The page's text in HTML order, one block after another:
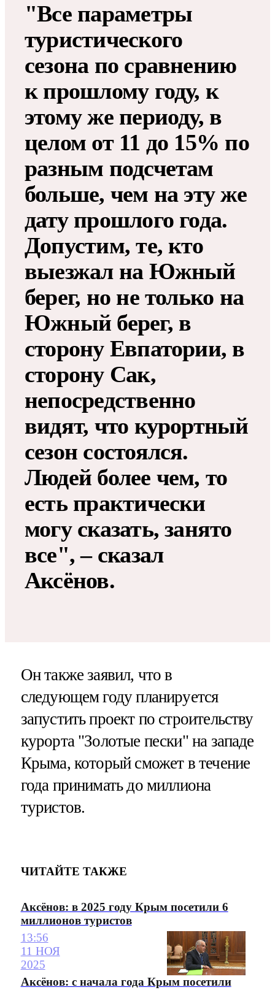
"Все параметры
туристического
сезона по сравнению
к прошлому году, к
этому же периоду, в
целом от 11 до 15% по
разным подсчетам
больше, чем на эту же
дату прошлого года.
Допустим, те, кто
выезжал на Южный
берег, но не только на
Южный берег, в
сторону Евпатории, в
сторону Сак,
непосредственно
видят, что курортный
сезон состоялся.
Людей более чем, то
есть практически
могу сказать, занято
все", – сказал
Аксёнов.
Он также заявил, что в
следующем году планируется
запустить проект по строительству
курорта "Золотые пески" на западе
Крыма, который сможет в течение
года принимать до миллиона
туристов.
ЧИТАЙТЕ ТАКЖЕ
Аксёнов: в 2025 году Крым посетили 6
миллионов туристов
13:56
11 НОЯ
2025
Аксёнов: с начала года Крым посетили